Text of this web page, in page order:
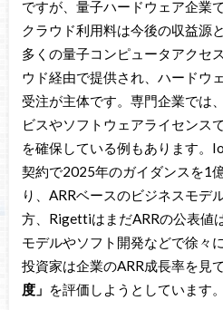
ですが、量子ハードウェア企業
クラウド利用料は今後の収益源
多くの量子コンピュータアクセ
ウド経由で提供され、ハードウ
受注が主体です。専門企業では
ビスやソフトウェアライセンス
を確保している例もあります。
契約で2025年のガイダンスを1
り、ARRベースのビジネスモデ
方、RigettiはまだARRの公表値
モデルやソフト開発などで徐々
投資家は企業のARR成長率を見て
度」 を評価しようとしています。